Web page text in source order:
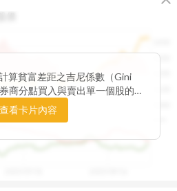
1300
算貧富差距之吉尼係數（Gini
商分點買入與賣出單一個股的
分析的一個重要參考。
查看卡片內容